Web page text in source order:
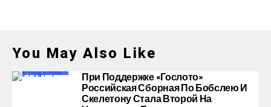
You May Also Like
При Поддержке «Гослото»
Российская Сборная По Бобслею И
Скелетону Стала Второй На